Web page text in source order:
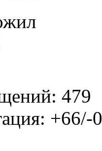
479
+66/-0